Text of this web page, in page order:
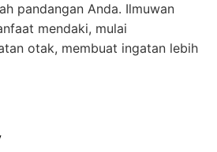
pandangan Anda. Ilmuwan
mendaki, mulai
otak, membuat ingatan lebih